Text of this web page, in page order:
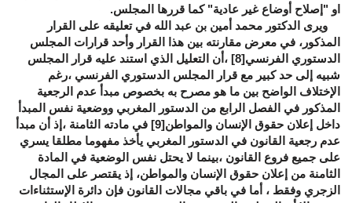
او "إصلاح أوضاع غير عادية" كما قررها المجلس.
ويرى الدكتور محمد أمين بن عبد الله في تعليقه على القرار
المذكور، في معرض مقارنته بين هذا القرار وأحد قرارات المجلس
الدستوري الفرنسي[8] ،أن التعليل الذي استند عليه قرار المجلس
شبيه إلى حد كبير مع قرار المجلس الدستوري الفرنسي ،رغم
الإختلاف الواضح بين ما هو مصرح به بخصوص مبدأ عدم الرجعية
المذكور في الفصل الرابع من الدستور المغربي ووضعية نفس المبدأ
داخل إعلان حقوق الإنسان والمواطن[9] في مادته الثامنة ،إذ أن مبدأ
عدم رجعية القانون في الدستور المغربي يأخذ مفهوما مطلقا يسري
على جميع فروع القانون ،بينما لا يحتل نفس الوضعية في المادة
الثامنة من إعلان حقوق الإنسان والمواطن، إذ يقتصر على المجال
الزجري وفقط ، أما في باقي مجالات القانون فإن دائرة الإستثناءات